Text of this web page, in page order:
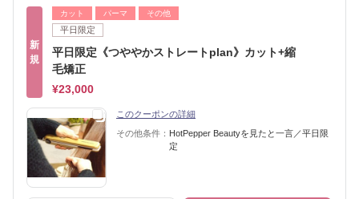
新
規
カット パーマ その他
平日限定
平日限定《つややかストレートplan》カット+縮
毛矯正
¥23,000
このクーポンの詳細
その他条件： HotPepper Beautyを見たと一言／平日限
定